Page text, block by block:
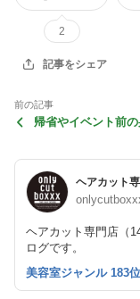
2
記事をシェア
前の記事
帰省やイベント前
ヘアカット
ヘアカット専門店（
ログです。
美容室ジャンル 183位